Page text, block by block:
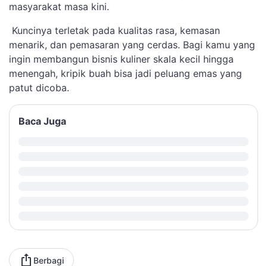
masyarakat masa kini.
Kuncinya terletak pada kualitas rasa, kemasan
menarik, dan pemasaran yang cerdas. Bagi kamu yang
ingin membangun bisnis kuliner skala kecil hingga
menengah, kripik buah bisa jadi peluang emas yang
patut dicoba.
Baca Juga
Berbagi